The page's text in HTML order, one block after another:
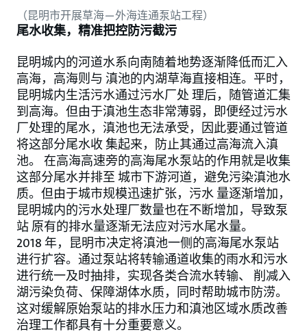
（昆明市开展草海—外海连通泵站工程）
尾水收集，精准把控防污截污
昆明城内的河道水系向南随着地势逐渐降低而汇入
高海，高海则与 滇池的内湖草海直接相连。平时，
昆明城内生活污水通过污水厂处 理后，随管道汇集
到高海。但由于滇池生态非常薄弱，即便经过污水
厂处理的尾水，滇池也无法承受，因此要通过管道
将这部分尾水收 集起来，防止其通过高海流入滇
池。 在高海高速旁的高海尾水泵站的作用就是收集
这部分尾水并排至 城市下游河道，避免污染滇池水
质。但由于城市规模迅速扩张，污水 量逐渐增加，
昆明城内的污水处理厂数量也在不断增加，导致泵
站 原有的排水量逐渐无法应对污水尾水量。
2018 年，昆明市决定将滇池一侧的高海尾水泵站
进行扩容。通过泵站将转输通道收集的雨水和污水
进行统一及时抽排，实现各类合流水转输、 削减入
湖污染负荷、保障湖体水质，同时帮助城市防涝。
这对缓解原始泵站的排水压力和滇池区域水质改善
治理工作都具有十分重要意义。